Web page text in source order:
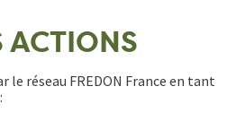
ACTIONS
le réseau FREDON France en tant